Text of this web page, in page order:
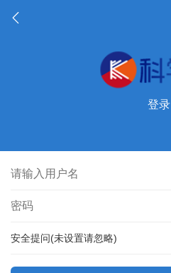
登录
安全提问(未设置请忽略)